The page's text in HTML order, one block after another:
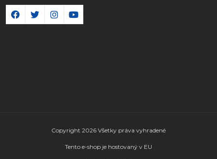
Copyright 2026 Všetky práva vyhradené
Tento e-shop je hostovaný v EU